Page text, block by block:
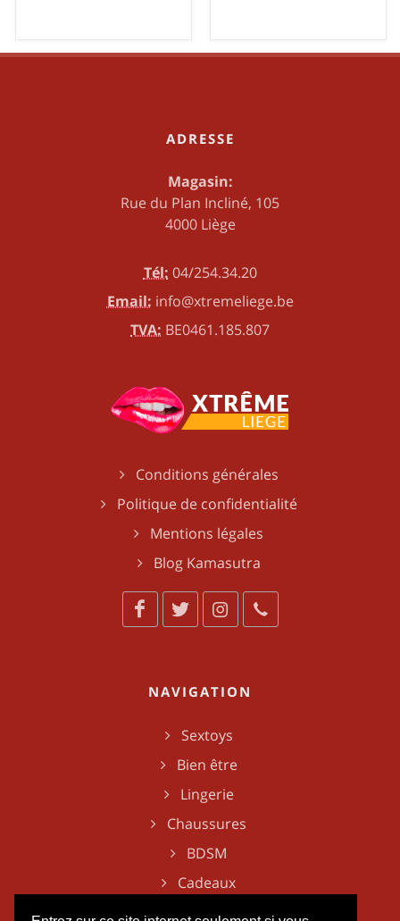
ADRESSE
Magasin:
Rue du Plan Incliné, 105
4000 Liège
Tél: 04/254.34.20
Email: info@xtremeliege.be
TVA: BE0461.185.807
Conditions générales
Politique de confidentialité
Mentions légales
Blog Kamasutra
NAVIGATION
Sextoys
Bien être
Lingerie
Chaussures
BDSM
Cadeaux